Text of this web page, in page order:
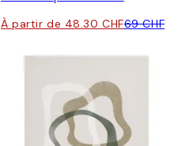
À partir de 48.30 CHF69 CHF